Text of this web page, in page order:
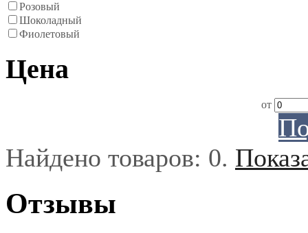
Розовый
Шоколадный
Фиолетовый
Цена
от
Найдено товаров: 0.
Отзывы